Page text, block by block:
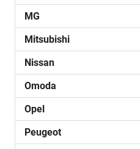
MG
Mitsubishi
Nissan
Omoda
Opel
Peugeot